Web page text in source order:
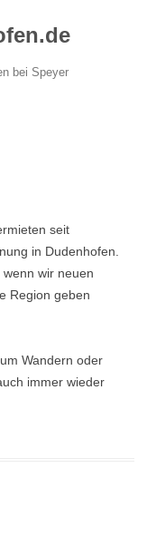
bei Speyer
seit
in Dudenhofen.
wir neuen
Region geben
Wandern oder
immer wieder